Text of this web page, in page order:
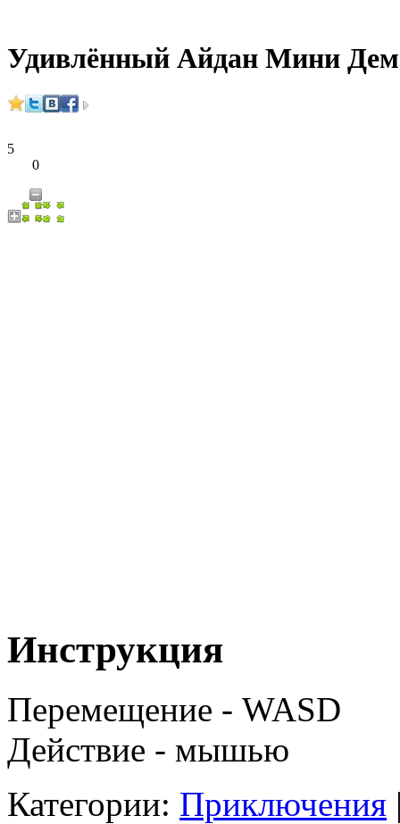
Удивлённый Айдан Мини
5
0
Инструкция
Перемещение - WASD
Действие - мышью
Категории: Приключения